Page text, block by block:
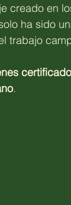
creado en
ha sido
trabajo
.